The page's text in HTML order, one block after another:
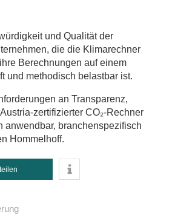
und Qualität der
die die Klimarechner
Berechnungen auf einem
und methodisch belastbar ist.
an Transparenz,
zertifizierter CO₂-Rechner
anwendbar, branchenspezifisch
Hommelhoff.
teilen